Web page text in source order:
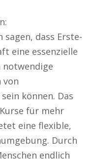
sagen, dass Erste-
eine essenzielle
notwendige
von
können. Das
für mehr
eine flexible,
Durch
endlich